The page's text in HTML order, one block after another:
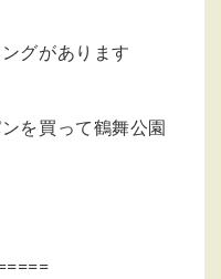
グがあります
を買って鶴舞公園